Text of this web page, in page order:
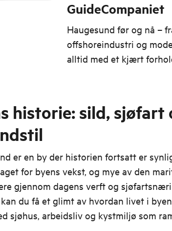
GuideCompaniet
Haugesund før og nå –
offshoreindustri og
alltid med et kjært
historie: sild, sjøfart
er en by der historien fortsatt er
for byens vekst, og mye av den
gjennom dagens verft og
kan du få et glimt av hvordan livet i
sjøhus, arbeidsliv og kystmiljø som